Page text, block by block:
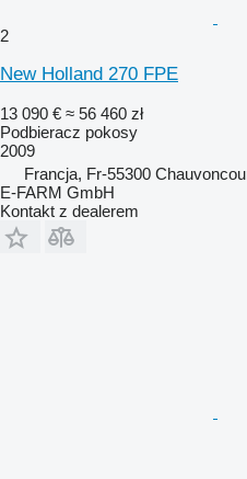
2
New Holland 270 FPE
13 090 € ≈ 56 460 zł
Podbieracz pokosy
2009
Francja, Fr-55300
E-FARM GmbH
Kontakt z dealerem